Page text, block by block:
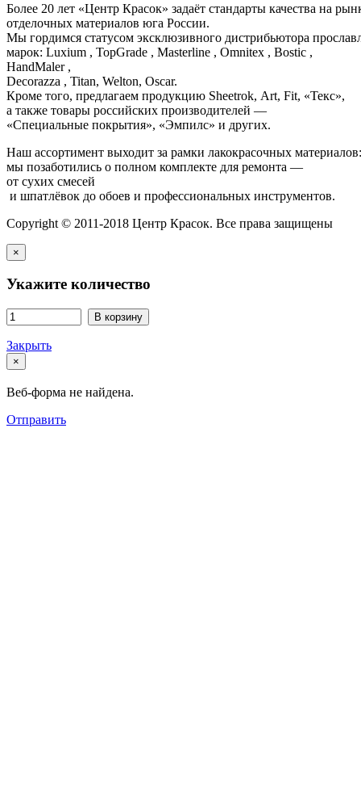
Более 20 лет «Центр Красок» задаёт стандарты качества на
отделочных материалов юга России.
Мы гордимся статусом эксклюзивного дистрибьютора
марок: Luxium , TopGrade , Masterline , Omnitex , Bostic ,
HandMaler ,
Decorazza , Titan, Welton, Oscar.
Кроме того, предлагаем продукцию Sheetrok, Art, Fit, «Текс»,
а также товары российских производителей —
«Специальные покрытия», «Эмпилс» и других.
Наш ассортимент выходит за рамки лакокрасочных
мы позаботились о полном комплекте для ремонта —
от сухих смесей
и шпатлёвок до обоев и профессиональных инструментов.
Copyright © 2011-2018 Центр Красок. Все права защищены
×
Укажите количество
В корзину
Закрыть
×
Веб-форма не найдена.
Отправить